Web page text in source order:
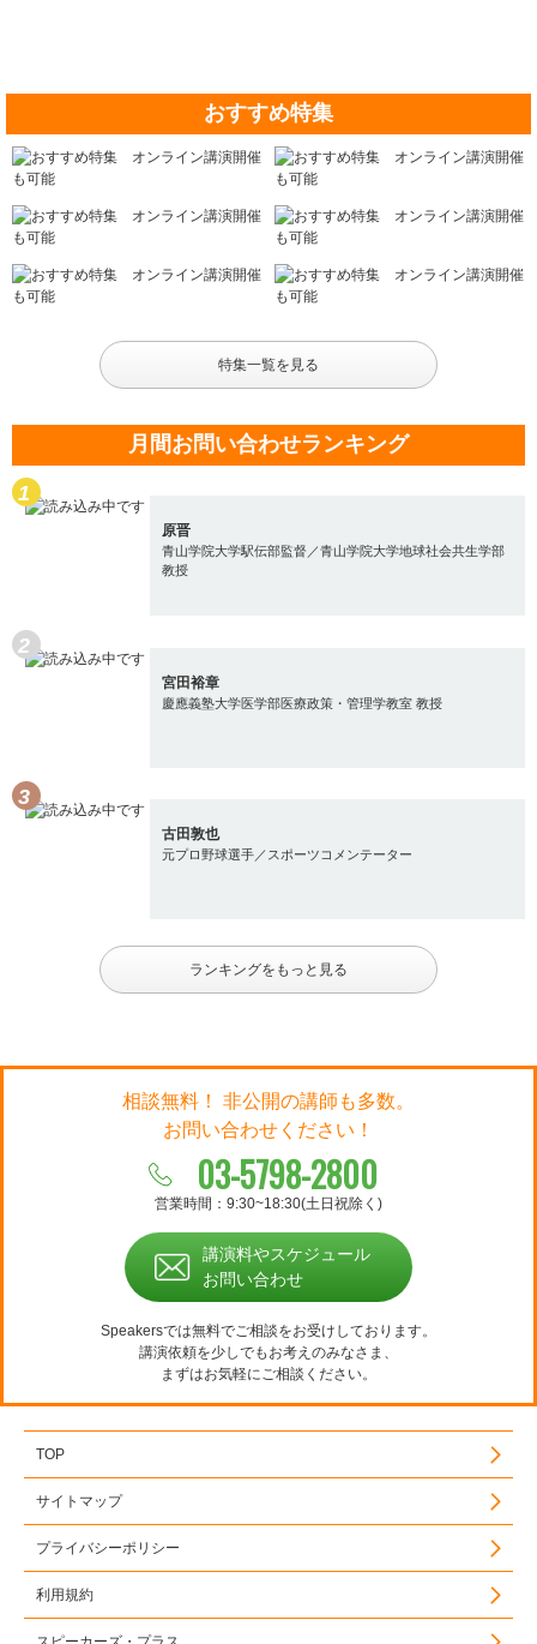
おすすめ特集
特集一覧を見る
月間お問い合わせランキング
原晋
青山学院大学駅伝部監督／青山学院大学地球社会共生学部
教授
宮田裕章
慶應義塾大学医学部医療政策・管理学教室 教授
古田敦也
元プロ野球選手／スポーツコメンテーター
ランキングをもっと見る
相談無料！ 非公開の講師も多数。
お問い合わせください！
03-5798-2800
営業時間：9:30~18:30(土日祝除く)
講演料やスケジュール
お問い合わせ
Speakersでは無料でご相談をお受けしております。
講演依頼を少しでもお考えのみなさま、
まずはお気軽にご相談ください。
TOP
サイトマップ
プライバシーポリシー
利用規約